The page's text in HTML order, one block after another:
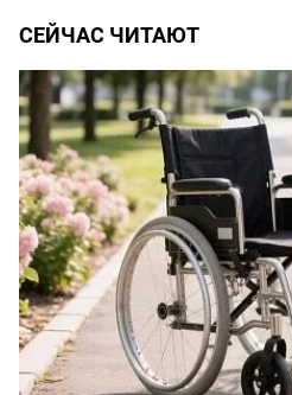
СЕЙЧАС ЧИТАЮТ